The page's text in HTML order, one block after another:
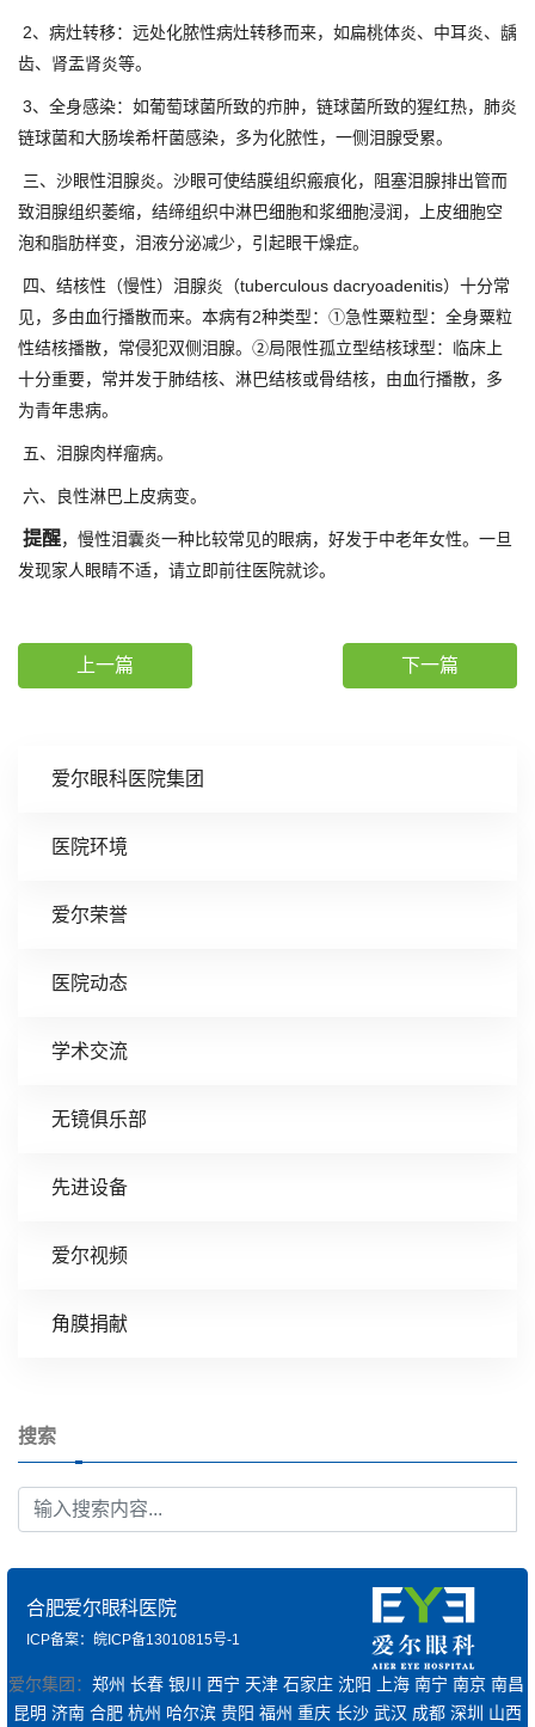
爱尔眼科医院集团
医院环境
爱尔荣誉
医院动态
学术交流
无镜俱乐部
先进设备
爱尔视频
角膜捐献
搜索
2、病灶转移：远处化脓性病灶转移而来，如扁桃体炎、中耳炎、龋
齿、肾盂肾炎等。
3、全身感染：如葡萄球菌所致的疖肿，链球菌所致的猩红热，肺炎
链球菌和大肠埃希杆菌感染，多为化脓性，一侧泪腺受累。
三、沙眼性泪腺炎。沙眼可使结膜组织瘢痕化，阻塞泪腺排出管而
致泪腺组织萎缩，结缔组织中淋巴细胞和浆细胞浸润，上皮细胞空
泡和脂肪样变，泪液分泌减少，引起眼干燥症。
四、结核性（慢性）泪腺炎（tuberculous dacryoadenitis）十分常
见，多由血行播散而来。本病有2种类型：①急性粟粒型：全身粟粒
性结核播散，常侵犯双侧泪腺。②局限性孤立型结核球型：临床上
十分重要，常并发于肺结核、淋巴结核或骨结核，由血行播散，多
为青年患病。
五、泪腺肉样瘤病。
六、良性淋巴上皮病变。
提醒，慢性泪囊炎一种比较常见的眼病，好发于中老年女性。一旦
发现家人眼睛不适，请立即前往医院就诊。
上一篇 下一篇
合肥爱尔眼科医院
ICP备案：皖ICP备13010815号-1
爱尔集团： 郑州 长春 银川 西宁 天津 石家庄 沈阳 上海 南宁 南京 南昌
昆明 济南 合肥 杭州 哈尔滨 贵阳 福州 重庆 长沙 武汉 成都 深圳 山西